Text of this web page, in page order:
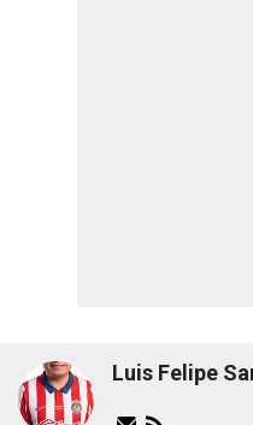
Luis Felipe